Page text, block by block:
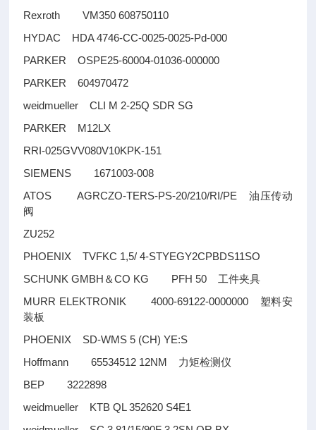
Rexroth VM350 608750110
HYDAC HDA 4746-CC-0025-0025-Pd-000
PARKER OSPE25-60004-01036-000000
PARKER 604970472
weidmueller CLI M 2-25Q SDR SG
PARKER M12LX
RRI-025GVV080V10KPK-151
SIEMENS 1671003-008
ATOS AGRCZO-TERS-PS-20/210/RI/PE油压传动
阀
ZU252
PHOENIX TVFKC 1,5/ 4-STYEGY2CPBDS11SO
SCHUNK GMBH ＆CO KG PFH 50 工件夹具
MURR ELEKTRONIK 4000-69122-0000000
塑料安
装板
PHOENIX SD-WMS 5 (CH) YE:S
Hoffmann 65534512 12NM 力矩检测仪
BEP 3222898
weidmueller KTB QL 352620 S4E1